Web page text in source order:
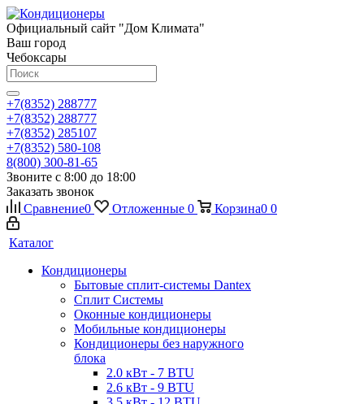
Официальный сайт "Дом Климата"
Ваш город
Чебоксары
+7(8352) 288777
+7(8352) 288777
+7(8352) 285107
+7(8352) 580-108
8(800) 300-81-65
Звоните с 8:00 до 18:00
Заказать звонок
Сравнение0 Отложенные 0 Корзина0 0
Каталог
Кондиционеры
Бытовые сплит-системы Dantex
Сплит Системы
Оконные кондиционеры
Мобильные кондиционеры
Кондиционеры без наружного
блока
2.0 кВт - 7 BTU
2.6 кВт - 9 BTU